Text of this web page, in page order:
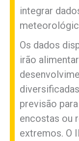
integrar
Os dados
irão
previsão
encostas ou
extremos. O